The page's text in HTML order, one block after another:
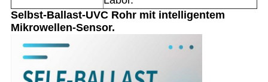
Selbst-Ballast-UVC Rohr mitintelligentem
Mikrowellen-Sensor.